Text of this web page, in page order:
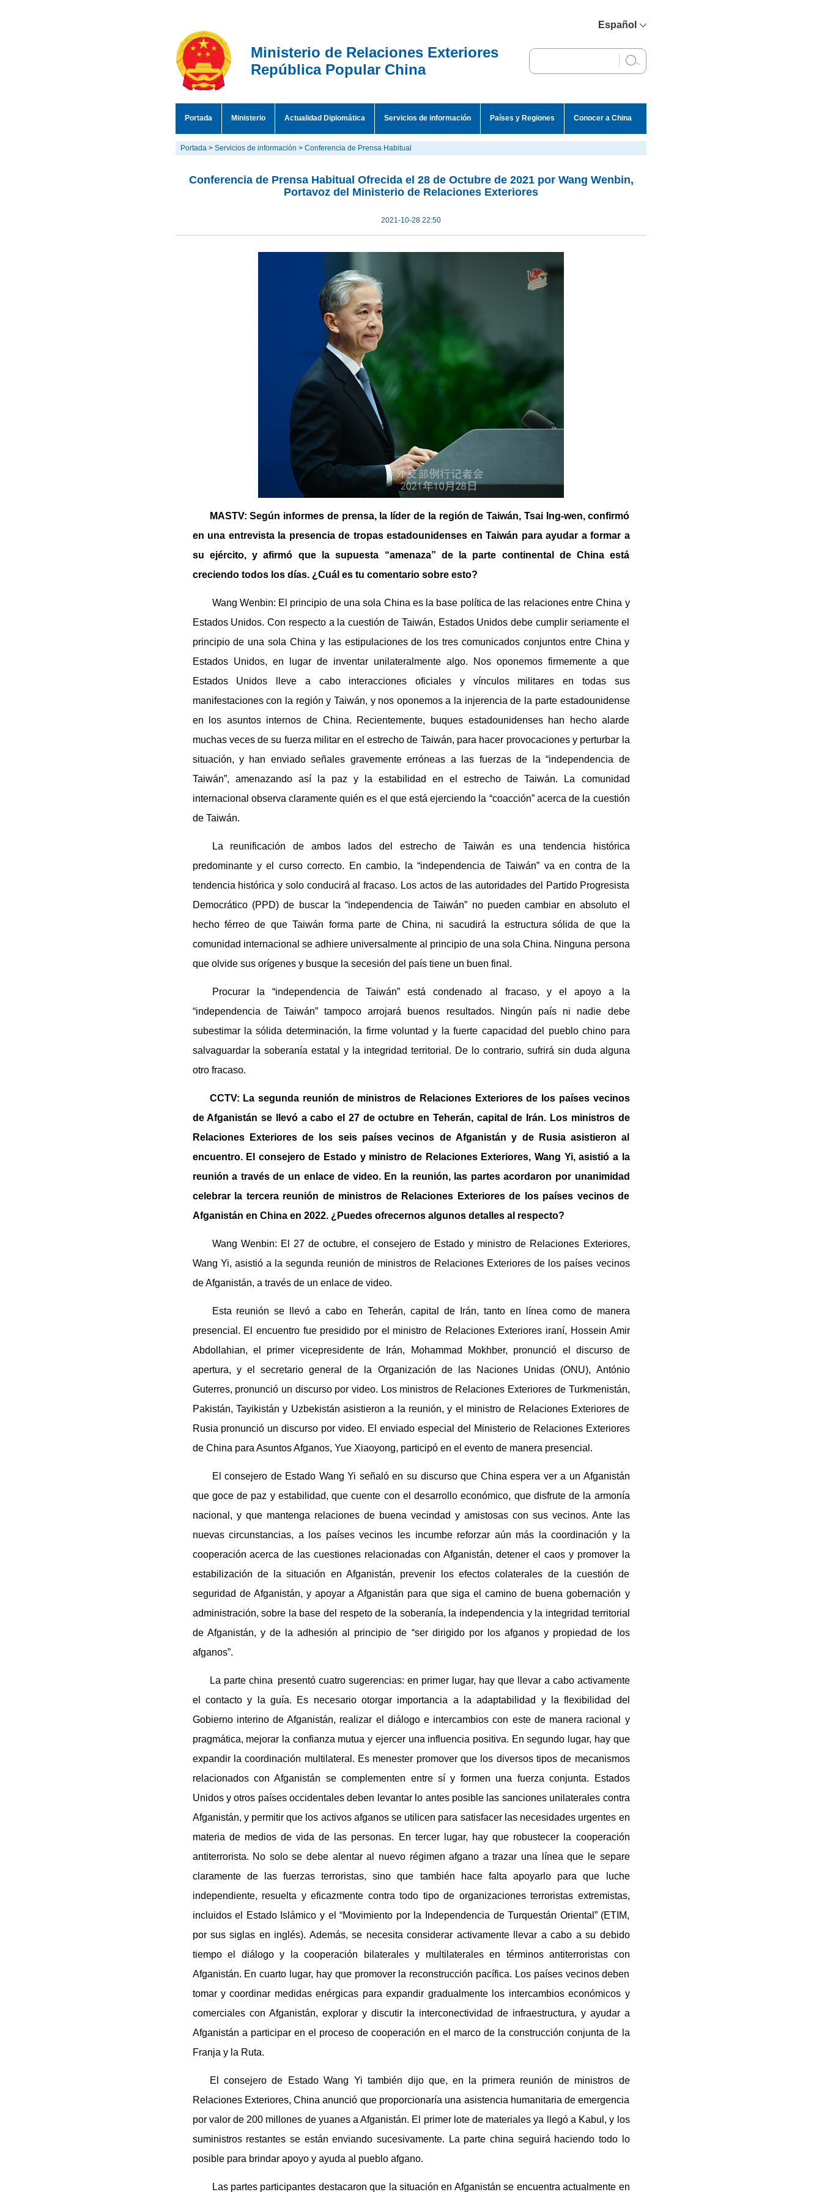
Español
English
Ministerio de Relaciones Exteriores
República Popular China
Portada Ministerio Actualidad Diplomática Servicios de información Países y Regiones Conocer a China
Portada > Servicios de información > Conferencia de Prensa Habitual
Conferencia de Prensa Habitual Ofrecida el 28 de Octubre de 2021 por Wang Wenbin,
Portavoz del Ministerio de Relaciones Exteriores
2021-10-28 22:50
MASTV: Según informes de prensa, la líder de la región de Taiwán, Tsai Ing-wen, confirmó
en una entrevista la presencia de tropas estadounidenses en Taiwán para ayudar a formar a
su ejército, y afirmó que la supuesta “amenaza” de la parte continental de China está
creciendo todos los días. ¿Cuál es tu comentario sobre esto?
Wang Wenbin: El principio de una sola China es la base política de las relaciones entre China y
Estados Unidos. Con respecto a la cuestión de Taiwán, Estados Unidos debe cumplir seriamente el
principio de una sola China y las estipulaciones de los tres comunicados conjuntos entre China y
Estados Unidos, en lugar de inventar unilateralmente algo. Nos oponemos firmemente a que
Estados Unidos lleve a cabo interacciones oficiales y vínculos militares en todas sus
manifestaciones con la región y Taiwán, y nos oponemos a la injerencia de la parte estadounidense
en los asuntos internos de China. Recientemente, buques estadounidenses han hecho alarde
muchas veces de su fuerza militar en el estrecho de Taiwán, para hacer provocaciones y perturbar la
situación, y han enviado señales gravemente erróneas a las fuerzas de la “independencia de
Taiwán”, amenazando así la paz y la estabilidad en el estrecho de Taiwán. La comunidad
internacional observa claramente quién es el que está ejerciendo la “coacción” acerca de la cuestión
de Taiwán.
La reunificación de ambos lados del estrecho de Taiwán es una tendencia histórica
predominante y el curso correcto. En cambio, la “independencia de Taiwán” va en contra de la
tendencia histórica y solo conducirá al fracaso. Los actos de las autoridades del Partido Progresista
Democrático (PPD) de buscar la “independencia de Taiwán” no pueden cambiar en absoluto el
hecho férreo de que Taiwán forma parte de China, ni sacudirá la estructura sólida de que la
comunidad internacional se adhiere universalmente al principio de una sola China. Ninguna persona
que olvide sus orígenes y busque la secesión del país tiene un buen final.
Procurar la “independencia de Taiwán” está condenado al fracaso, y el apoyo a la
“independencia de Taiwán” tampoco arrojará buenos resultados. Ningún país ni nadie debe
subestimar la sólida determinación, la firme voluntad y la fuerte capacidad del pueblo chino para
salvaguardar la soberanía estatal y la integridad territorial. De lo contrario, sufrirá sin duda alguna
otro fracaso.
CCTV: La segunda reunión de ministros de Relaciones Exteriores de los países vecinos
de Afganistán se llevó a cabo el 27 de octubre en Teherán, capital de Irán. Los ministros de
Relaciones Exteriores de los seis países vecinos de Afganistán y de Rusia asistieron al
encuentro. El consejero de Estado y ministro de Relaciones Exteriores, Wang Yi, asistió a la
reunión a través de un enlace de video. En la reunión, las partes acordaron por unanimidad
celebrar la tercera reunión de ministros de Relaciones Exteriores de los países vecinos de
Afganistán en China en 2022. ¿Puedes ofrecernos algunos detalles al respecto?
Wang Wenbin: El 27 de octubre, el consejero de Estado y ministro de Relaciones Exteriores,
Wang Yi, asistió a la segunda reunión de ministros de Relaciones Exteriores de los países vecinos
de Afganistán, a través de un enlace de video.
Esta reunión se llevó a cabo en Teherán, capital de Irán, tanto en línea como de manera
presencial. El encuentro fue presidido por el ministro de Relaciones Exteriores iraní, Hossein Amir
Abdollahian, el primer vicepresidente de Irán, Mohammad Mokhber, pronunció el discurso de
apertura, y el secretario general de la Organización de las Naciones Unidas (ONU), António
Guterres, pronunció un discurso por video. Los ministros de Relaciones Exteriores de Turkmenistán,
Pakistán, Tayikistán y Uzbekistán asistieron a la reunión, y el ministro de Relaciones Exteriores de
Rusia pronunció un discurso por video. El enviado especial del Ministerio de Relaciones Exteriores
de China para Asuntos Afganos, Yue Xiaoyong, participó en el evento de manera presencial.
El consejero de Estado Wang Yi señaló en su discurso que China espera ver a un Afganistán
que goce de paz y estabilidad, que cuente con el desarrollo económico, que disfrute de la armonía
nacional, y que mantenga relaciones de buena vecindad y amistosas con sus vecinos. Ante las
nuevas circunstancias, a los países vecinos les incumbe reforzar aún más la coordinación y la
cooperación acerca de las cuestiones relacionadas con Afganistán, detener el caos y promover la
estabilización de la situación en Afganistán, prevenir los efectos colaterales de la cuestión de
seguridad de Afganistán, y apoyar a Afganistán para que siga el camino de buena gobernación y
administración, sobre la base del respeto de la soberanía, la independencia y la integridad territorial
de Afganistán, y de la adhesión al principio de “ser dirigido por los afganos y propiedad de los
afganos”.
La parte china presentó cuatro sugerencias: en primer lugar, hay que llevar a cabo activamente
el contacto y la guía. Es necesario otorgar importancia a la adaptabilidad y la flexibilidad del
Gobierno interino de Afganistán, realizar el diálogo e intercambios con este de manera racional y
pragmática, mejorar la confianza mutua y ejercer una influencia positiva. En segundo lugar, hay que
expandir la coordinación multilateral. Es menester promover que los diversos tipos de mecanismos
relacionados con Afganistán se complementen entre sí y formen una fuerza conjunta. Estados
Unidos y otros países occidentales deben levantar lo antes posible las sanciones unilaterales contra
Afganistán, y permitir que los activos afganos se utilicen para satisfacer las necesidades urgentes en
materia de medios de vida de las personas. En tercer lugar, hay que robustecer la cooperación
antiterrorista. No solo se debe alentar al nuevo régimen afgano a trazar una línea que le separe
claramente de las fuerzas terroristas, sino que también hace falta apoyarlo para que luche
independiente, resuelta y eficazmente contra todo tipo de organizaciones terroristas extremistas,
incluidos el Estado Islámico y el “Movimiento por la Independencia de Turquestán Oriental” (ETIM,
por sus siglas en inglés). Además, se necesita considerar activamente llevar a cabo a su debido
tiempo el diálogo y la cooperación bilaterales y multilaterales en términos antiterroristas con
Afganistán. En cuarto lugar, hay que promover la reconstrucción pacífica. Los países vecinos deben
tomar y coordinar medidas enérgicas para expandir gradualmente los intercambios económicos y
comerciales con Afganistán, explorar y discutir la interconectividad de infraestructura, y ayudar a
Afganistán a participar en el proceso de cooperación en el marco de la construcción conjunta de la
Franja y la Ruta.
El consejero de Estado Wang Yi también dijo que, en la primera reunión de ministros de
Relaciones Exteriores, China anunció que proporcionaría una asistencia humanitaria de emergencia
por valor de 200 millones de yuanes a Afganistán. El primer lote de materiales ya llegó a Kabul, y los
suministros restantes se están enviando sucesivamente. La parte china seguirá haciendo todo lo
posible para brindar apoyo y ayuda al pueblo afgano.
Las partes participantes destacaron que la situación en Afganistán se encuentra actualmente en